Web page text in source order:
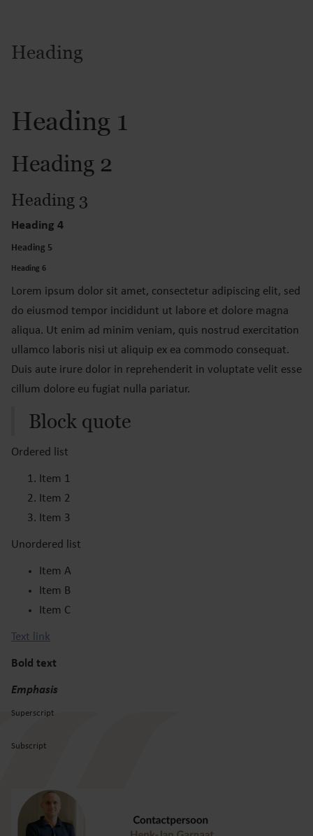
Heading
Heading 1
Heading 2
Heading 3
Heading 4
Heading 5
Heading 6
Lorem ipsum dolor sit amet, consectetur adipiscing elit, sed
do eiusmod tempor incididunt ut labore et dolore magna
aliqua. Ut enim ad minim veniam, quis nostrud exercitation
ullamco laboris nisi ut aliquip ex ea commodo consequat.
Duis aute irure dolor in reprehenderit in voluptate velit esse
cillum dolore eu fugiat nulla pariatur.
Block quote
Ordered list
Item 1
Item 2
Item 3
Unordered list
Item A
Item B
Item C
Text link
Bold text
Emphasis
Superscript
Subscript